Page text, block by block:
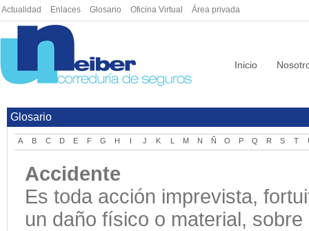
Actualidad Enlaces Glosario Oficina Virtual Área privada
Inicio
Glosario
A B C D E F G H I J K L M N Ñ O P Q R S T
Accidente
Es toda acción imprevista,
un daño físico o material,